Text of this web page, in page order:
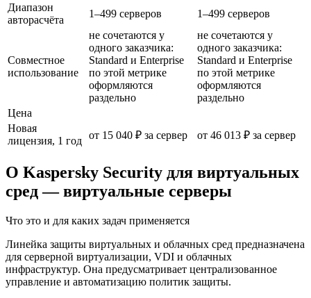
Диапазон
авторасчёта
1–499 серверов 1–499 серверов
Совместное
использование
не сочетаются у
одного заказчика:
Standard и Enterprise
по этой метрике
оформляются
раздельно
не сочетаются у
одного заказчика:
Standard и Enterprise
по этой метрике
оформляются
раздельно
Цена
Новая
лицензия, 1 год от 15 040 ₽ за сервер от 46 013 ₽ за сервер
О Kaspersky Security для виртуальных
сред — виртуальные серверы
Что это и для каких задач применяется
Линейка защиты виртуальных и облачных сред предназначена
для серверной виртуализации, VDI и облачных
инфраструктур. Она предусматривает централизованное
управление и автоматизацию политик защиты.